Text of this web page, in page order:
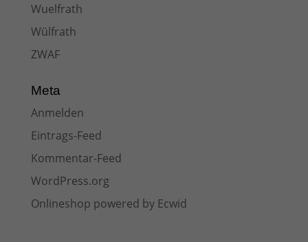
Wuelfrath
Wülfrath
ZWAF
Meta
Anmelden
Eintrags-Feed
Kommentar-Feed
WordPress.org
Onlineshop powered by Ecwid